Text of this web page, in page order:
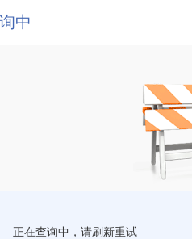
中
正在查询中，请刷新重试